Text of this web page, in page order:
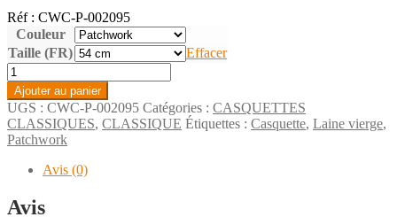
Réf : CWC-P-002095
Couleur
Taille (FR)
Effacer
quantité
de
Polar
3176
Ajouter au panier
UGS : CWC-P-002095 Catégories : CASQUETTES
CLASSIQUES, CLASSIQUE Étiquettes : Casquette, Laine vierge,
Patchwork
Avis (0)
Avis